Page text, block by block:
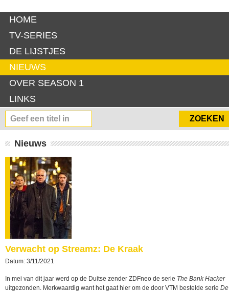
HOME
TV-SERIES
DE LIJSTJES
NIEUWS
OVER SEASON 1
LINKS
Nieuws
Verwacht op Streamz: De Kraak
Datum: 3/11/2021
In mei van dit jaar werd op de Duitse zender ZDFneo de serie The Bank Hacker
uitgezonden. Merkwaardig want het gaat hier om de door VTM bestelde serie